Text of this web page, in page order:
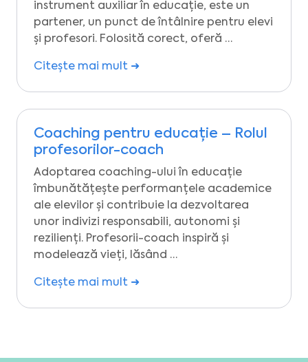
instrument auxiliar în educație, este un
partener, un punct de întâlnire pentru elevi
și profesori. Folosită corect, oferă …
Citește mai mult ➜
Coaching pentru educație – Rolul
profesorilor-coach
Adoptarea coaching-ului în educație
îmbunătățește performanțele academice
ale elevilor și contribuie la dezvoltarea
unor indivizi responsabili, autonomi și
rezilienți. Profesorii-coach inspiră și
modelează vieți, lăsând …
Citește mai mult ➜